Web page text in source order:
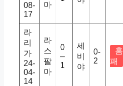
08-
17
마
라
리
가
24-
04-
14
라
스
팔
마
0
–
1
세
비
야
0-
2
홈
패